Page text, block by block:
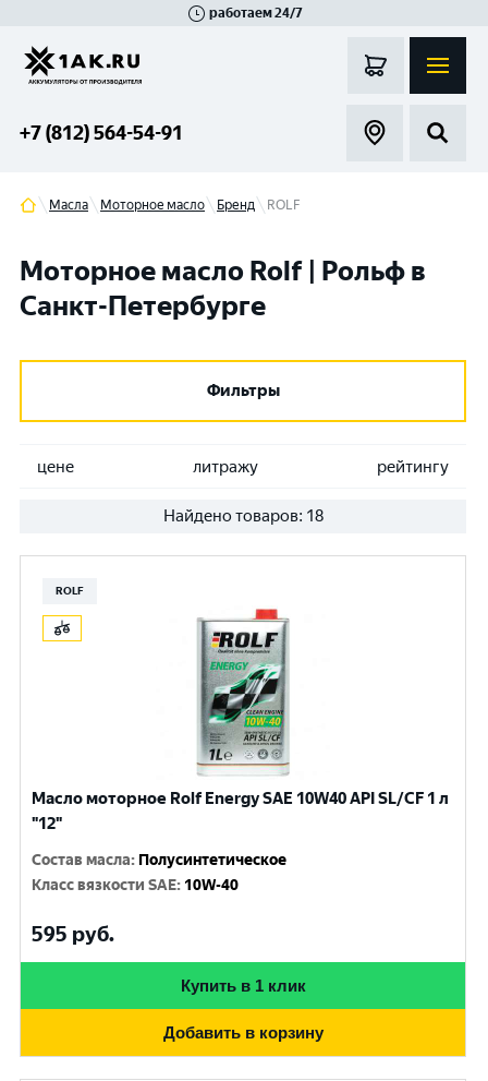
работаем 24/7
+7 (812) 564-54-91
Масла Моторное масло Бренд ROLF
Моторное масло Rolf | Рольф в
Санкт-Петербурге
Фильтры
цене литражу рейтингу
Найдено товаров: 18
ROLF
Масло моторное Rolf Energy SAE 10W40 API SL/CF 1 л
"12"
Состав масла: Полусинтетическое
Класс вязкости SAE: 10W-40
595 руб.
Купить в 1 клик
Добавить в корзину
Гатчина